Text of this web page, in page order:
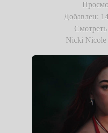
Добавлен:
Nicki Nicole